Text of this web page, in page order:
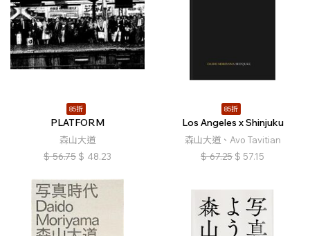
85折
PLATFORM
森山大道
$ 56.75 $ 48.23
85折
Los Angeles x Shinjuku
森山大道、Avo Tavitian
$ 67.25 $ 57.15